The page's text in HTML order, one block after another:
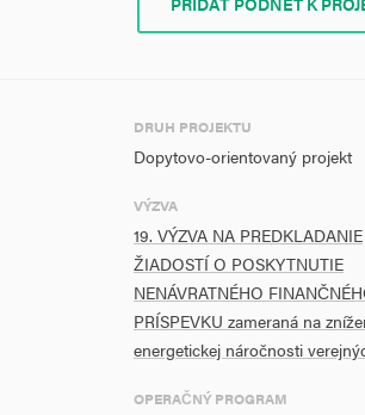
DRUH PROJEKTU
Dopytovo-orientovaný projekt
VÝZVA
19. VÝZVA NA PREDKLADANIE
ŽIADOSTÍ O POSKYTNUTIE
NENÁVRATNÉHO
PRÍSPEVKU zameraná na
energetickej náročnosti
OPERAČNÝ PROGRAM